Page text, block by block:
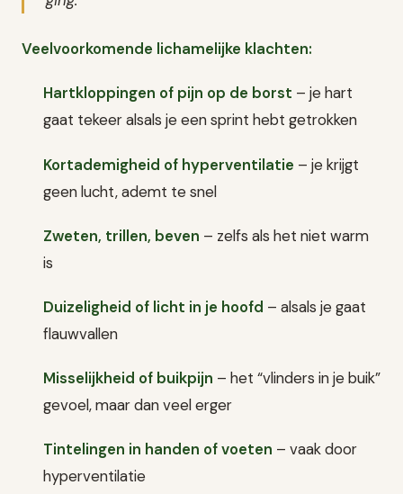
Veelvoorkomende lichamelijke klachten:
Hartkloppingen of pijn op de borst – je hart
gaat tekeer alsals je een sprint hebt getrokken
Kortademigheid of hyperventilatie – je krijgt
geen lucht, ademt te snel
Zweten, trillen, beven – zelfs als het niet warm
is
Duizeligheid of licht in je hoofd – alsals je gaat
flauwvallen
Misselijkheid of buikpijn – het “vlinders in je buik”
gevoel, maar dan veel erger
Tintelingen in handen of voeten – vaak door
hyperventilatie